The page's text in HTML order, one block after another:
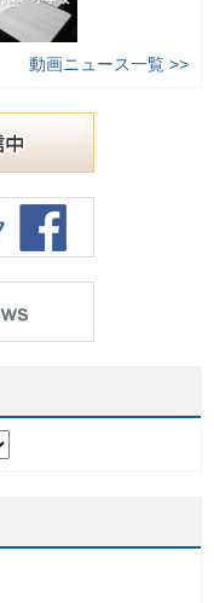
動画ニュース一覧 >>